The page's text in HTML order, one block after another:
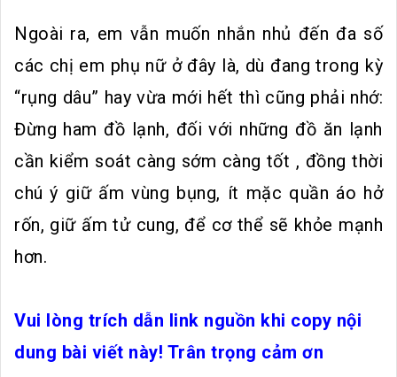
Ngoài ra, em vẫn muốn nhắn nhủ đến đa số
các chị em phụ nữ ở đây là, dù đang trong kỳ
“rụng dâu” hay vừa mới hết thì cũng phải nhớ:
Đừng ham đồ lạnh, đối với những đồ ăn lạnh
cần kiểm soát càng sớm càng tốt , đồng thời
chú ý giữ ấm vùng bụng, ít mặc quần áo hở
rốn, giữ ấm tử cung, để cơ thể sẽ khỏe mạnh
hơn.
Vui lòng trích dẫn link nguồn khi copy nội
dung bài viết này! Trân trọng cảm ơn